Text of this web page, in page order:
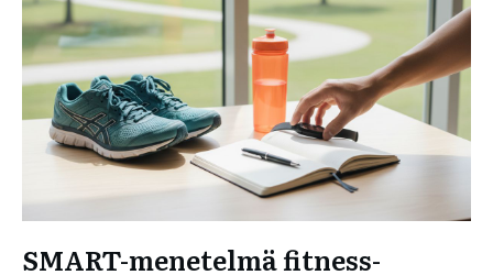
SMART-menetelmä fitness-